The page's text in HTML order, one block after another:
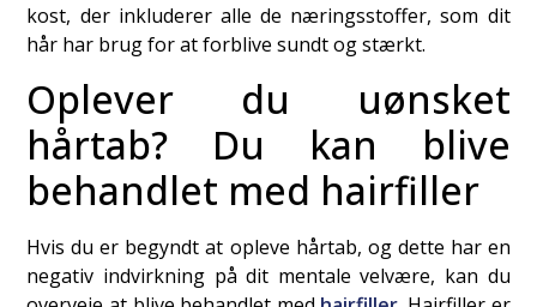
kost, der inkluderer alle de næringsstoffer, som dit
hår har brug for at forblive sundt og stærkt.
Oplever du uønsket
hårtab? Du kan blive
behandlet med hairfiller
Hvis du er begyndt at opleve hårtab, og dette har en
negativ indvirkning på dit mentale velvære, kan du